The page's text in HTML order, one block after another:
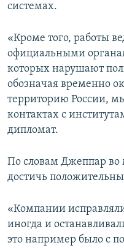
системах.
«Кроме того, работы
официальными
которых нарушают
обозначая временно
территорию России,
контактах с
дипломат.
По словам Джеппар во
достичь
«Компании
иногда и
это например было с